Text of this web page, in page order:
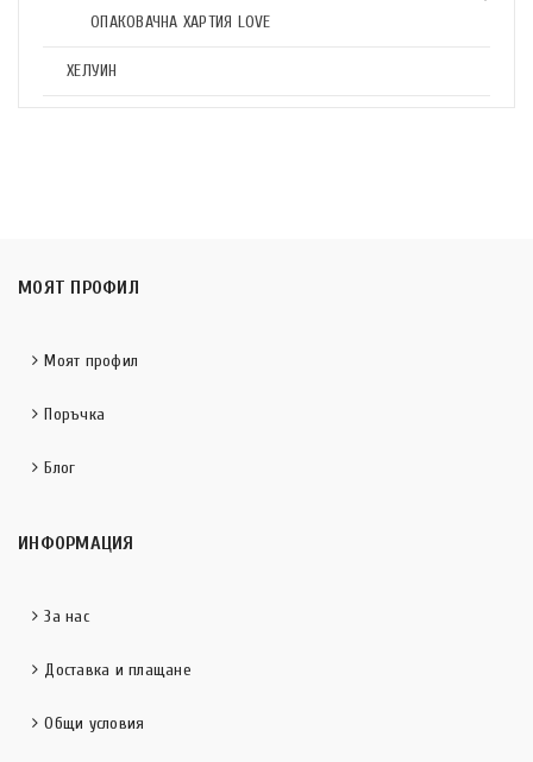
ОПАКОВАЧНА ХАРТИЯ LOVE
ХЕЛУИН
МОЯТ ПРОФИЛ
Моят профил
Поръчка
Блог
ИНФОРМАЦИЯ
За нас
Доставка и плащане
Общи условия